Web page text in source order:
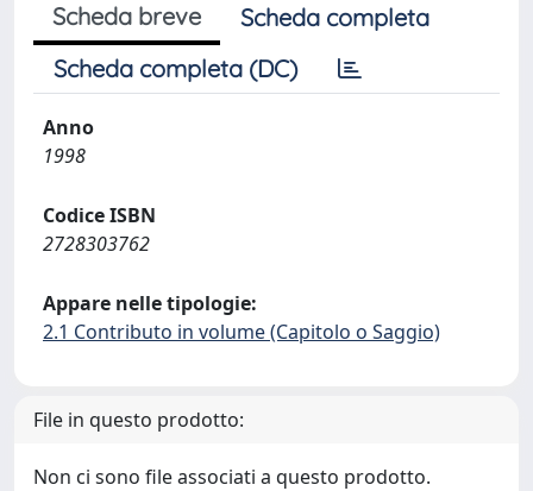
Scheda breve
Scheda completa
Scheda completa (DC)
Anno
1998
Codice ISBN
2728303762
Appare nelle tipologie:
2.1 Contributo in volume (Capitolo o Saggio)
File in questo prodotto:
Non ci sono file associati a questo prodotto.